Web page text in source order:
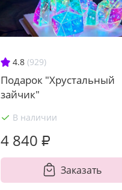
4.8 (929)
Подарок "Хрустальный
зайчик"
В наличии
4 840 ₽
Заказать